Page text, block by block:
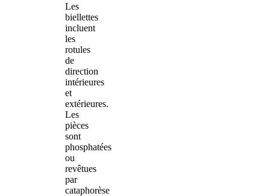
Les
biellettes
incluent
les
rotules
de
direction
intérieures
et
extérieures.
Les
pièces
sont
phosphatées
ou
revêtues
par
cataphorèse